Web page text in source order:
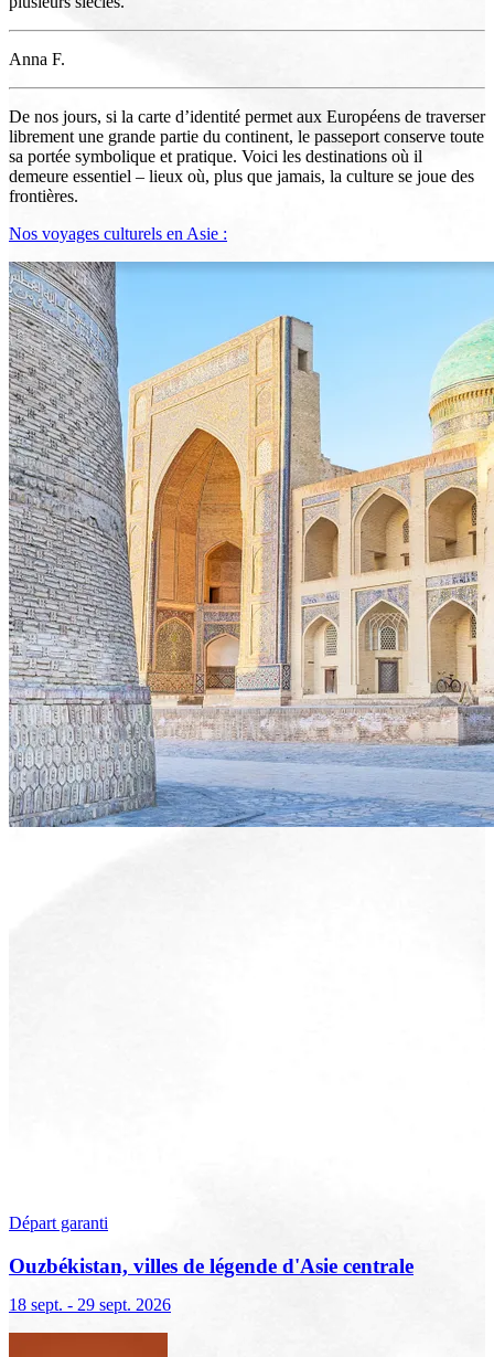
Anna F.
De nos jours, si la carte d’identité permet aux Européens de traverser
librement une grande partie du continent, le passeport conserve toute
sa portée symbolique et pratique. Voici les destinations où il
demeure essentiel – lieux où, plus que jamais, la culture se joue des
frontières.
Nos voyages culturels en Asie :
Départ garanti
Ouzbékistan, villes de légende d'Asie centrale
18 sept. - 29 sept. 2026